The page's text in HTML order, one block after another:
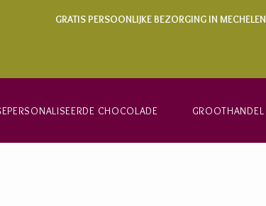
GRATIS PERSOONLIJKE BEZORGING IN MECHELEN
CHOCOLADE GROOTHANDEL